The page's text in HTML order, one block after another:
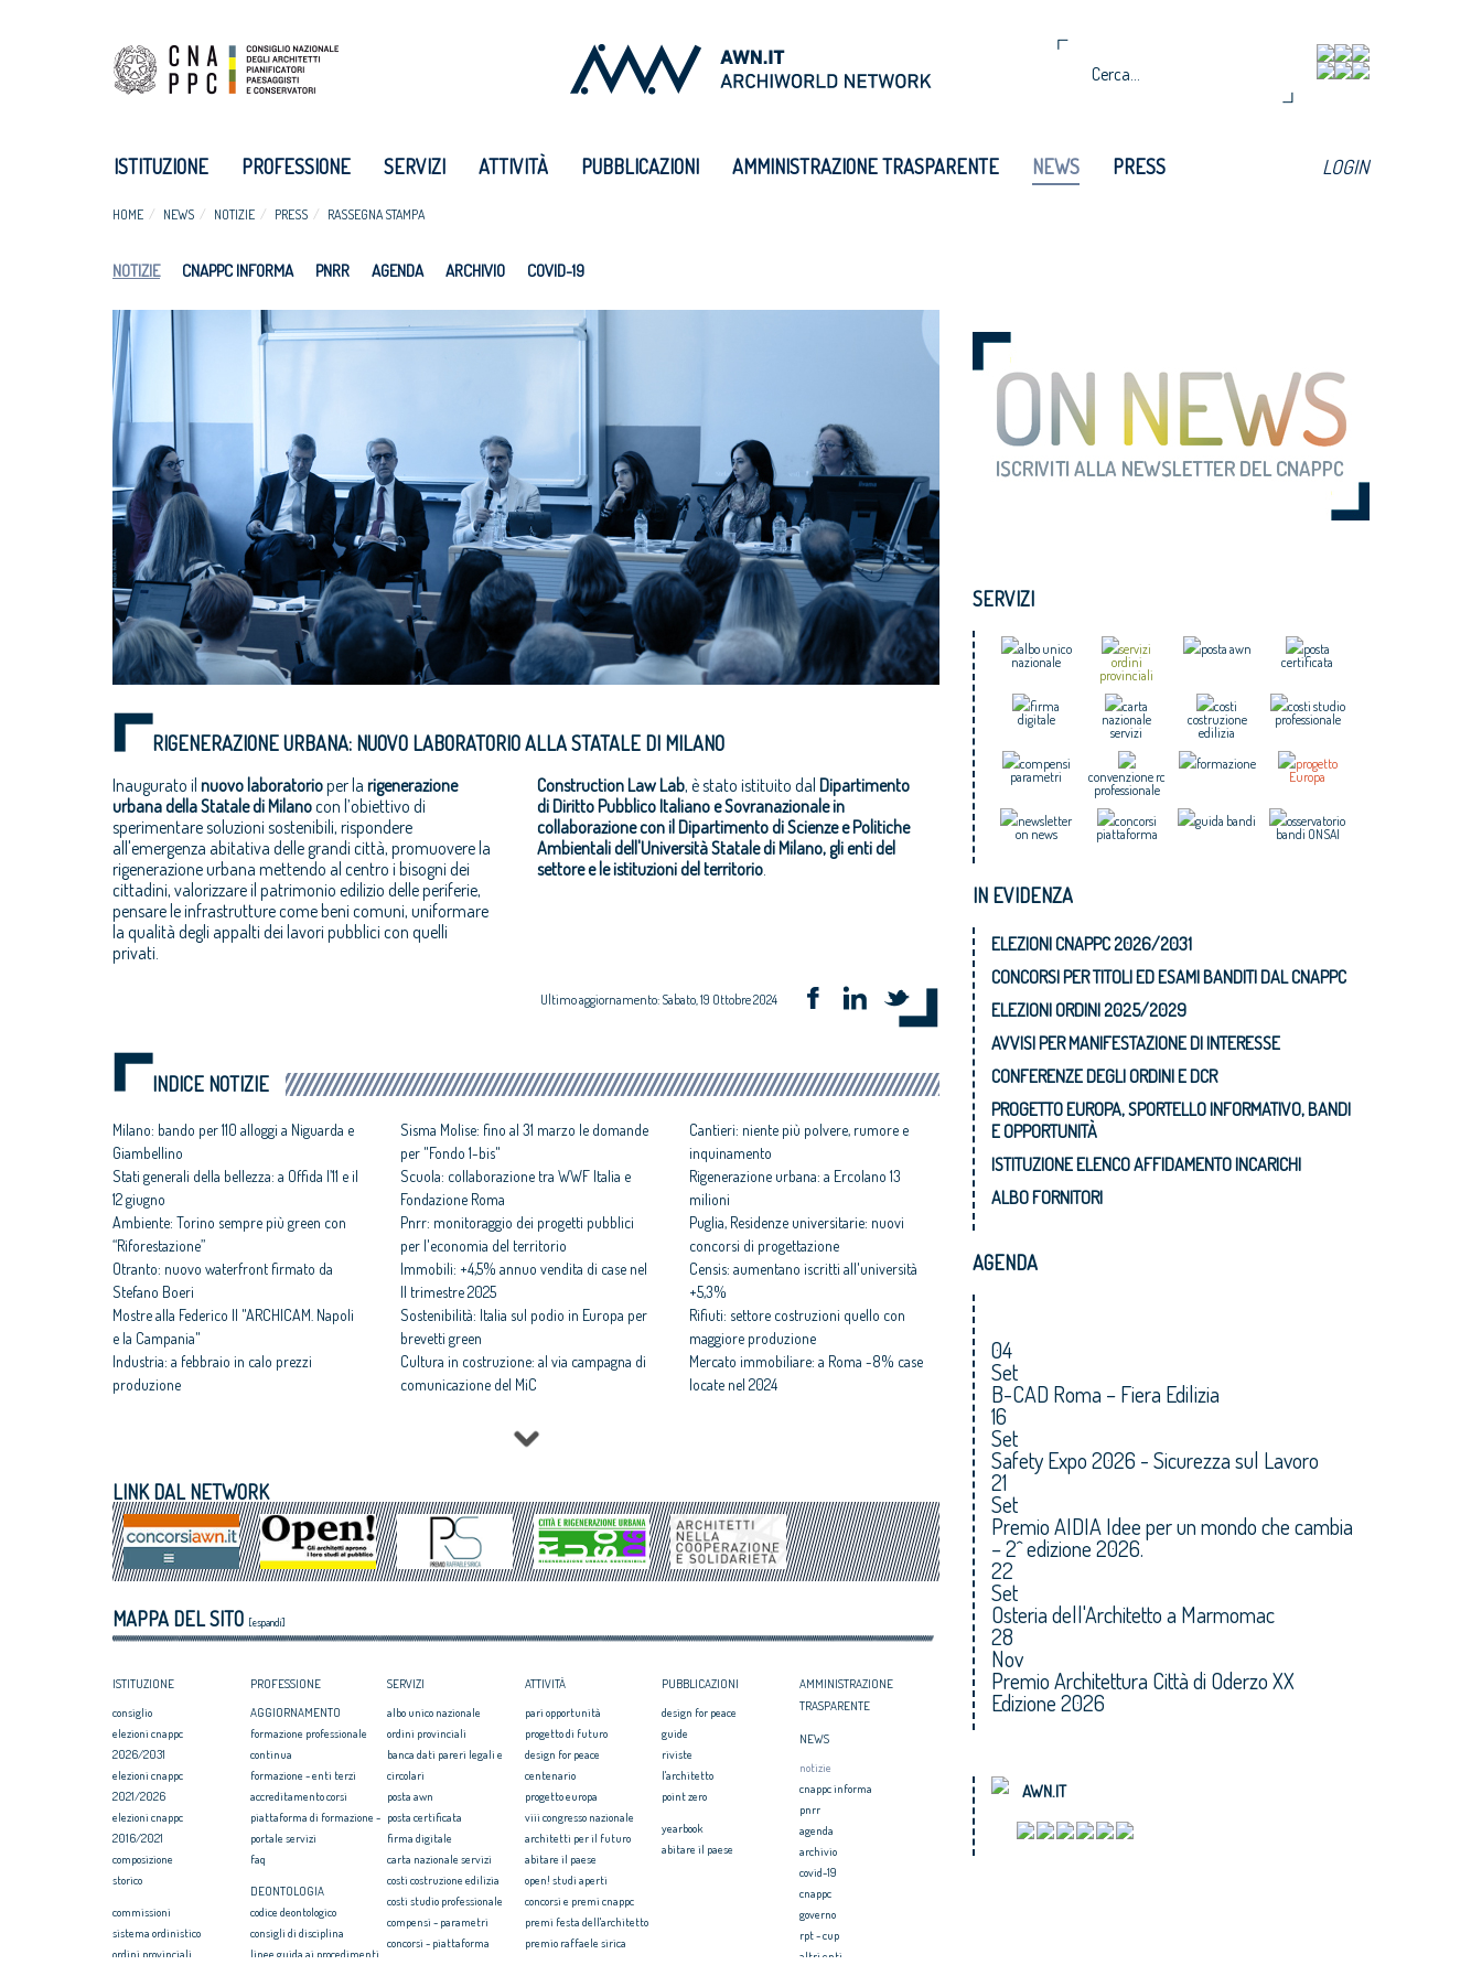
ISTITUZIONE PROFESSIONE SERVIZI ATTIVITÀ PUBBLICAZIONI AMMINISTRAZIONE TRASPARENTE NEWS PRESS LOGIN
HOME NEWS NOTIZIE PRESS RASSEGNA STAMPA
NOTIZIE CNAPPC INFORMA PNRR AGENDA ARCHIVIO COVID-19
RIGENERAZIONE URBANA: NUOVO LABORATORIO ALLA STATALE DI MILANO
Inaugurato il nuovo laboratorioper la rigenerazione
urbana della Statale di Milanocon l’obiettivo di
sperimentare soluzioni sostenibili, rispondere
all'emergenza abitativa delle grandi città, promuovere la
rigenerazione urbana mettendo al centro i bisogni dei
cittadini, valorizzare il patrimonio edilizio delle periferie,
pensare le infrastrutture come beni comuni, uniformare
la qualità degli appalti dei lavori pubblici con quelli
privati.
Construction Law Lab, è stato istituito dal Dipartimento
di Diritto Pubblico Italiano e Sovranazionale in
collaborazione con il Dipartimento di Scienze e Politiche
Ambientali dell'Università Statale di Milano, gli enti del
settore e le istituzioni del territorio.
Ultimo aggiornamento: Sabato, 19 Ottobre 2024
INDICE NOTIZIE
Milano: bando per 110 alloggi a Niguarda e
Giambellino
Stati generali della bellezza: a Offida l’11 e il
12 giugno
Ambiente: Torino sempre più green con
“Riforestazione”
Otranto: nuovo waterfront firmato da
Stefano Boeri
Mostre alla Federico II "ARCHICAM. Napoli
e la Campania"
Industria: a febbraio in calo prezzi
produzione
Nomisma: nel 2026 rallenta la crescita
delle compravendite immobiliari
Milano: omaggio a Zaha Hadid
Sisma Molise: fino al 31 marzo le domande
per "Fondo 1-bis"
Scuola: collaborazione tra WWF Italia e
Fondazione Roma
Pnrr: monitoraggio dei progetti pubblici
per l'economia del territorio
Immobili: +4,5% annuo vendita di case nel
II trimestre 2025
Sostenibilità: Italia sul podio in Europa per
brevetti green
Cultura in costruzione: al via campagna di
comunicazione del MiC
regolamento servizi
Sisma 2016: Castelli resta commissario
Capitale Cultura: sindaco Bondi,
“Agrigento ci ispira per 2026”
MiC: bando da 825mila euro per progetti
su rigenerazione urbana
Cantieri: niente più polvere, rumore e
inquinamento
Rigenerazione urbana: a Ercolano 13
milioni
Puglia, Residenze universitarie: nuovi
concorsi di progettazione
Censis: aumentano iscritti all'università
+5,3%
Rifiuti: settore costruzioni quello con
maggiore produzione
Mercato immobiliare: a Roma -8% case
locate nel 2024
ristrutturare
Politiche abitative: accordo di
collaborazione tra Anci e Federcasa
LINK DAL NETWORK
MAPPA DEL SITO [espandi]
ISTITUZIONE
consiglio
elezioni cnappc
2026/2031
elezioni cnappc
2021/2026
elezioni cnappc
2016/2021
composizione
storico
commissioni
sistema ordinistico
ordini provinciali
PROFESSIONE
AGGIORNAMENTO
formazione professionale
continua
formazione - enti terzi
accreditamento corsi
piattaforma di formazione -
portale servizi
faq
DEONTOLOGIA
codice deontologico
consigli di disciplina
linee guida ai procedimenti
SERVIZI
albo unico nazionale
ordini provinciali
banca dati pareri legali e
circolari
posta awn
posta certificata
firma digitale
carta nazionale servizi
costi costruzione edilizia
costi studio professionale
compensi - parametri
concorsi - piattaforma
ATTIVITÀ
pari opportunità
progetto di futuro
design for peace
centenario
progetto europa
viii congresso nazionale
architetti per il futuro
abitare il paese
open! studi aperti
concorsi e premi cnappc
premi festa dell'architetto
premio raffaele sirica
PUBBLICAZIONI
design for peace
guide
riviste
l'architetto
point zero
yearbook
abitare il paese
AMMINISTRAZIONE
TRASPARENTE
NEWS
notizie
cnappc informa
pnrr
agenda
archivio
covid-19
cnappc
governo
rpt - cup
altri enti
SERVIZI
albo unico
nazionale
servizi
ordini
provinciali
posta awn
posta
certificata
firma
digitale
carta
nazionale
servizi
costi
costruzione
edilizia
costi studio
professionale
compensi
parametri
convenzione rc
professionale
formazione
progetto
Europa
newsletter
on news
concorsi
piattaforma
guida bandi
osservatorio
bandi ONSAI
IN EVIDENZA
ELEZIONI CNAPPC 2026/2031
CONCORSI PER TITOLI ED ESAMI BANDITI DAL CNAPPC
ELEZIONI ORDINI 2025/2029
AVVISI PER MANIFESTAZIONE DI INTERESSE
CONFERENZE DEGLI ORDINI E DCR
PROGETTO EUROPA, SPORTELLO INFORMATIVO, BANDI
E OPPORTUNITÀ
ISTITUZIONE ELENCO AFFIDAMENTO INCARICHI
ALBO FORNITORI
AGENDA
04
Set
B-CAD Roma – Fiera Edilizia
16
Set
Safety Expo 2026 - Sicurezza sul Lavoro
21
Set
Premio AIDIA Idee per un mondo che cambia
– 2^ edizione 2026.
22
Set
Osteria dell'Architetto a Marmomac
28
Nov
Premio Architettura Città di Oderzo XX
Edizione 2026
AWN.IT